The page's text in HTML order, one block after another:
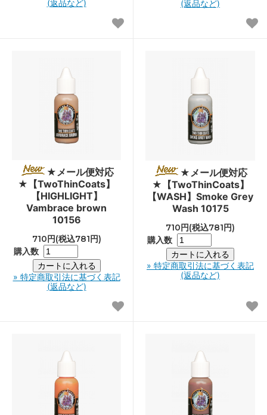
(返品など)
(返品など)
★メール便対応
★【TwoThinCoats】
【HIGHLIGHT】
Vambrace brown
10156
710円(税込781円)
購入数
» 特定商取引法に基づく表記
(返品など)
★メール便対応
★【TwoThinCoats】
【WASH】Smoke Grey
Wash 10175
710円(税込781円)
購入数
» 特定商取引法に基づく表記
(返品など)